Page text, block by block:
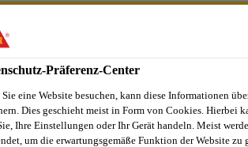
Präferenz-Center
Sie eine Website besuchen, kann diese Informationen
Dies geschieht meist in Form von Cookies. Hierbei
Ihre Einstellungen oder Ihr Gerät handeln. Meist
um die erwartungsgemäße Funktion der Website zu